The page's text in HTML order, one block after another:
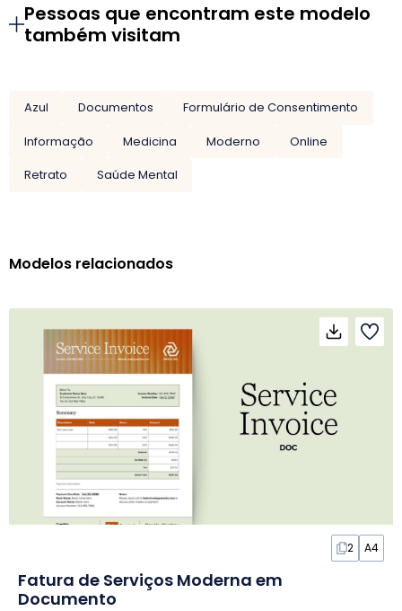
Pessoas que encontram este modelo
também visitam
Azul Documentos
Formulário de Consentimento
Informação
Medicina Moderno
Online
Retrato
Saúde Mental
Modelos relacionados
2 A4
Fatura de Serviços Moderna em
Documento